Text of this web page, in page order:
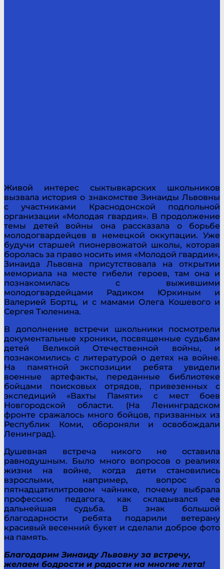
Живой интерес сыктывкарских школьников
вызвала история о знакомстве Зинаиды Львовны
с участниками Краснодонской подпольной
организации «Молодая гвардия». В продолжение
темы детей войны она рассказала о борьбе
молодогвардейцев в немецкой оккупации. Уже
будучи старшей пионервожатой школы, которая
боролась за право носить имя «Молодой гвардии»,
Зинаида Львовна присутствовала на открытии
мемориала на месте гибели героев, там она и
познакомилась с выжившими
молодогвардейцами Радиком Юркиным и
Валерией Бортц, и с мамами Олега Кошевого и
Сергея Тюленина.
В дополнение встречи школьники посмотрели
документальные хроники, посвященные судьбам
детей Великой Отечественной войны, и
познакомились с литературой о детях на войне.
На памятной экспозиции ребята увидели
военные артефакты, переданные библиотеке
бойцами поисковых отрядов, привезенных с
экспедиций «Вахты Памяти» с мест боев
Новгородской области. (На Ленинградском
фронте сражалось много бойцов, призванных из
Республик Коми, обороняли и освобождали
Ленинград).
Душевная встреча никого не оставила
равнодушным. Было много вопросов о реалиях
жизни на войне, когда дети становились
взрослыми, например, вопрос о
пятнадцатилитровом чайнике, почему выбрала
профессию педагога, как складывался ее
дальнейшая судьба. В знак большой
благодарности ребята подарили ветерану
красивый весенний букет и сделали доброе фото
на память.
Благодарим Зинаиду Львовну за встречу,
желаем бодрости и радости на многие лета!